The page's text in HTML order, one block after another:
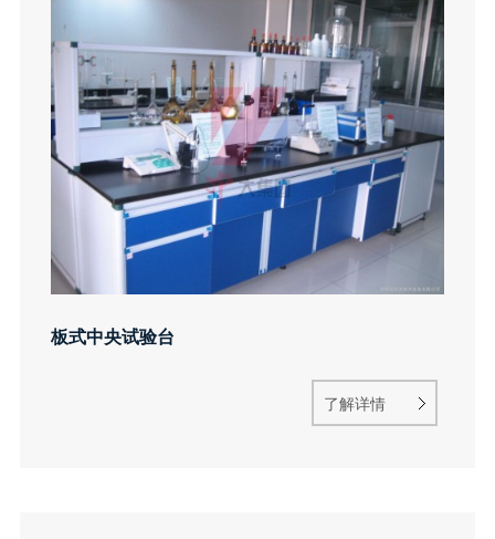
板式中央试验台
了解详情